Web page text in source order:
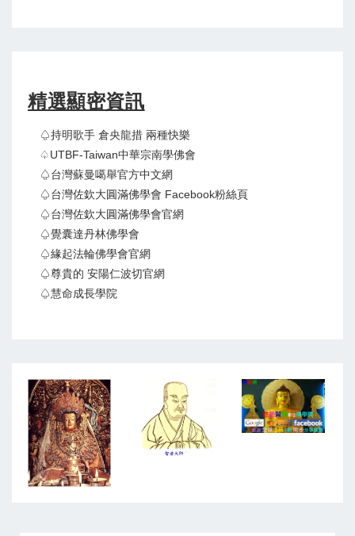
精選顯密資訊
♤持明歌手 倉央龍措 兩種快樂
♤UTBF-Taiwan中華宗南學佛會
♤台灣蘇曼噶舉官方中文網
♤台灣佐欽大圓滿佛學會 Facebook粉絲頁
♤台灣佐欽大圓滿佛學會官網
♤覺囊達丹林佛學會
♤緣起法輪佛學會官網
♤尊貴的 安陽仁波切官網
♤慧命成長學院